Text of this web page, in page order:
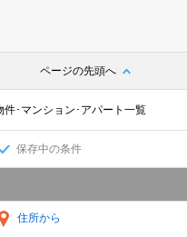
ページの先頭へ
件･マンション･アパート一覧
保存中の条件
住所から